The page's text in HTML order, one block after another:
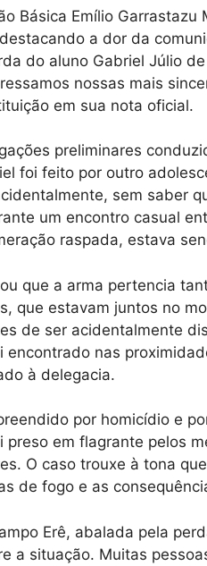
Básica Emílio
a dor da
do aluno Gabriel Júlio
nossas mais
em sua nota oficial.
preliminares
foi feito por outro
sem saber
um encontro casual
raspada, estava
que a arma pertencia
que estavam juntos no
de ser acidentalmente
encontrado nas
à delegacia.
por homicídio e
preso em flagrante pelos
O caso trouxe à tona
de fogo e as
Erê, abalada pela
a situação. Muitas